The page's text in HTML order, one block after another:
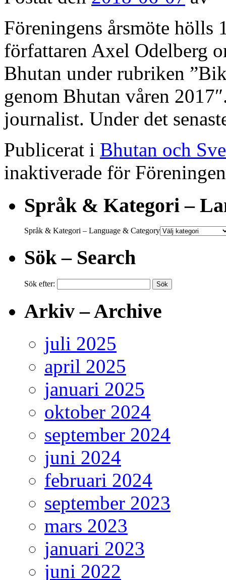
Föreningens årsmöte hölls
författaren Axel Odelberg
Bhutan under rubriken
genom Bhutan våren
journalist. Under det
Publicerat i Bhutan och
inaktiverade för
Språk & Kategori –
Språk & Kategori – Language & Category
Sök – Search
Sök efter:
Arkiv – Archive
juli 2025
april 2025
januari 2025
oktober 2024
september 2024
juni 2024
februari 2024
september 2023
mars 2023
januari 2023
juni 2022